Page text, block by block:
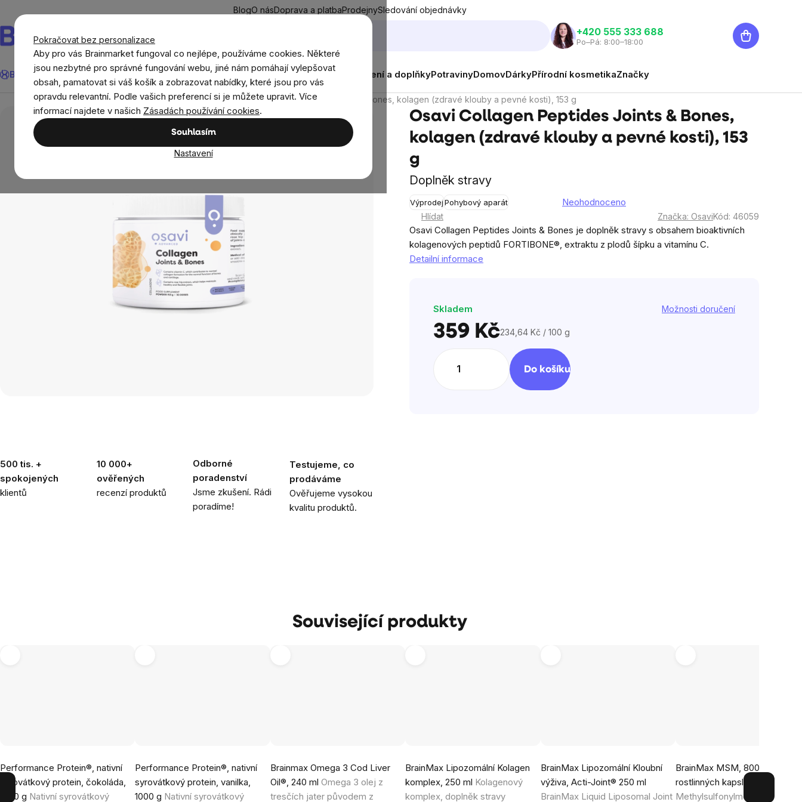
Pokračovat bez personalizace
Aby pro vás Brainmarket fungoval co nejlépe, používáme cookies. Některé
jsou nezbytné pro správné fungování webu, jiné nám pomáhají vylepšovat
obsah, pamatovat si váš košík a zobrazovat nabídky, které jsou pro vás
opravdu relevantní. Podle vašich preferencí si je můžete upravit. Více
informací najdete v našich Zásadách používání cookies.
Souhlasím
Nastavení
obsah
BlogO násDoprava a platbaProdejnySledování objednávky
Hledat
‭+420 555 333 688
Po–Pá: 8:00–18:00
Nákupní
košík
BrainMax® Léto Ušetři CíleDoplňky stravy a výživaNovinkyMužiŽenyDěti Oblečení a doplňkyPotravinyDomovDárkyPřírodní kosmetikaZnačky
Doplňky stravy a výživa Kolageny Osavi Collagen Peptides Joints & Bones, kolagen (zdravé klouby a pevné kosti), 153 g
Osavi Collagen Peptides Joints & Bones,
kolagen (zdravé klouby a pevné kosti), 153
g
Doplněk stravy
VýprodejPohybový aparát
produktu
je
Neohodnoceno
500 tis. +
spokojených
klientů
10 000+
ověřených
recenzí produktů
Odborné
poradenství
Jsme zkušení. Rádi
poradíme!
Testujeme, co
prodáváme
Ověřujeme vysokou
kvalitu produktů.
Hlídat Značka: OsaviKód: 46059
Osavi Collagen Peptides Joints & Bones je doplněk stravy s obsahem bioaktivních
kolagenových peptidů FORTIBONE®, extraktu z plodů šípku a vitamínu C.
Detailní informace
Skladem Možnosti doručení
359 KčMěrná
cena:
234,64 Kč / 100 g
Do košíku
Související produkty
Performance Protein®, nativní
syrovátkový protein, čokoláda,
1000 g Nativní syrovátkový
hodnocení
produktu
Performance Protein®, nativní
syrovátkový protein, vanilka,
1000 g Nativní syrovátkový
hodnocení
produktu
Brainmax Omega 3 Cod Liver
Oil®, 240 ml Omega 3 olej z
tresčích jater původem z
hodnocení
produktu
BrainMax Lipozomální Kolagen
komplex, 250 ml Kolagenový
komplex, doplněk stravy
hodnocení
produktu
BrainMax Lipozomální Kloubní
výživa, Acti-Joint® 250 ml
BrainMax Liquid Liposomal Joint
hodnocení
produktu
BrainMax MSM, 800 mg, 200
rostlinných kapslí
Methylsulfonylmethan,
hodnocení
produktu